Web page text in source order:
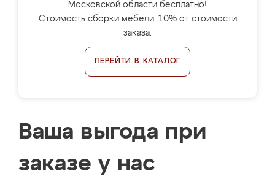
Московской области бесплатно!
Стоимость сборки мебели: 10% от стоимости
заказа.
ПЕРЕЙТИ В КАТАЛОГ
Ваша выгода при
заказе у нас